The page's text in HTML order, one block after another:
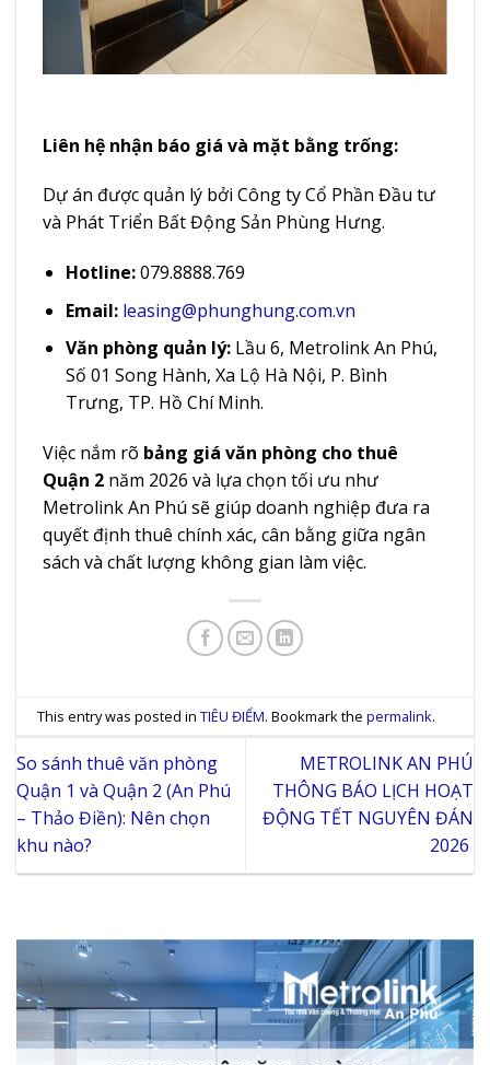
Liên hệ nhận báo giá và mặt bằng trống:
Dự án được quản lý bởi Công ty Cổ Phần Đầu tư
và Phát Triển Bất Động Sản Phùng Hưng.
Hotline:079.8888.769
Email: leasing@phunghung.com.vn
Văn phòng quản lý:Lầu 6, Metrolink An Phú,
Số 01 Song Hành, Xa Lộ Hà Nội, P. Bình
Trưng, TP. Hồ Chí Minh.
Việc nắm rõ bảng giá văn phòng cho thuê
Quận 2 năm 2026 và lựa chọn tối ưu như
Metrolink An Phú sẽ giúp doanh nghiệp đưa ra
quyết định thuê chính xác, cân bằng giữa ngân
sách và chất lượng không gian làm việc.
This entry was posted inTIÊU ĐIỂM. Bookmark thepermalink.
So sánh thuê văn phòng
Quận 1 và Quận 2 (An Phú
– Thảo Điền): Nên chọn
khu nào?
METROLINK AN PHÚ
THÔNG BÁO LỊCH HOẠT
ĐỘNG TẾT NGUYÊN ĐÁN
2026